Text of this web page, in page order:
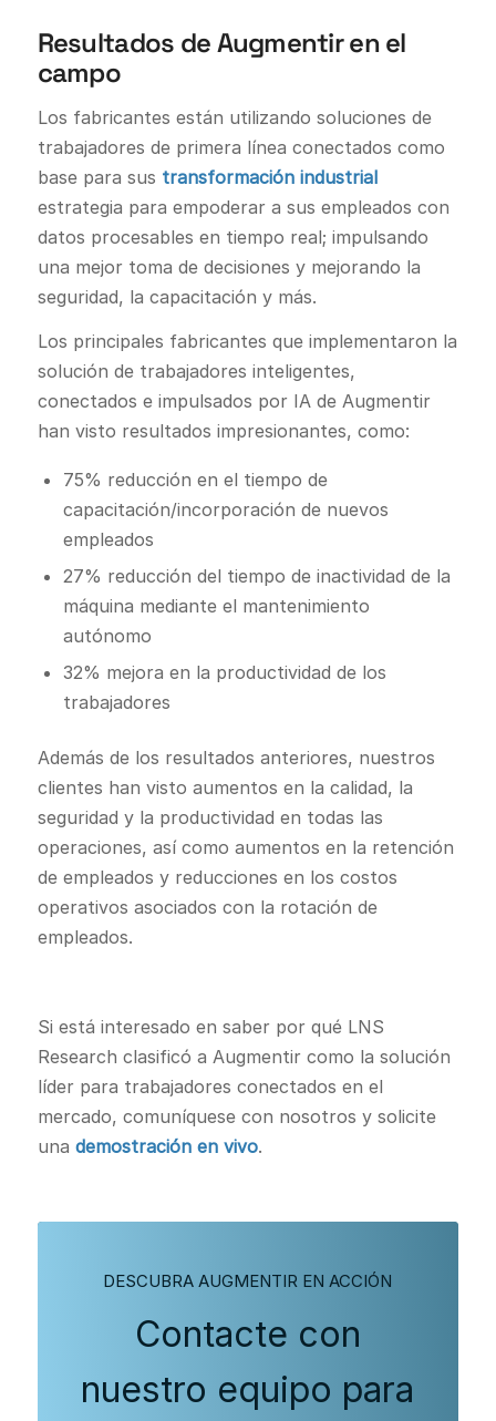
Resultados de Augmentir en el
campo
Los fabricantes están utilizando soluciones de
trabajadores de primera línea conectados como
base para sus transformación industrial
estrategia para empoderar a sus empleados con
datos procesables en tiempo real; impulsando
una mejor toma de decisiones y mejorando la
seguridad, la capacitación y más.
Los principales fabricantes que implementaron la
solución de trabajadores inteligentes,
conectados e impulsados por IA de Augmentir
han visto resultados impresionantes, como:
75% reducción en el tiempo de
capacitación/incorporación de nuevos
empleados
27% reducción del tiempo de inactividad de la
máquina mediante el mantenimiento
autónomo
32% mejora en la productividad de los
trabajadores
Además de los resultados anteriores, nuestros
clientes han visto aumentos en la calidad, la
seguridad y la productividad en todas las
operaciones, así como aumentos en la retención
de empleados y reducciones en los costos
operativos asociados con la rotación de
empleados.
Si está interesado en saber por qué LNS
Research clasificó a Augmentir como la solución
líder para trabajadores conectados en el
mercado, comuníquese con nosotros y solicite
una demostración en vivo.
DESCUBRA AUGMENTIR EN ACCIÓN
Contacte con
nuestro equipo para